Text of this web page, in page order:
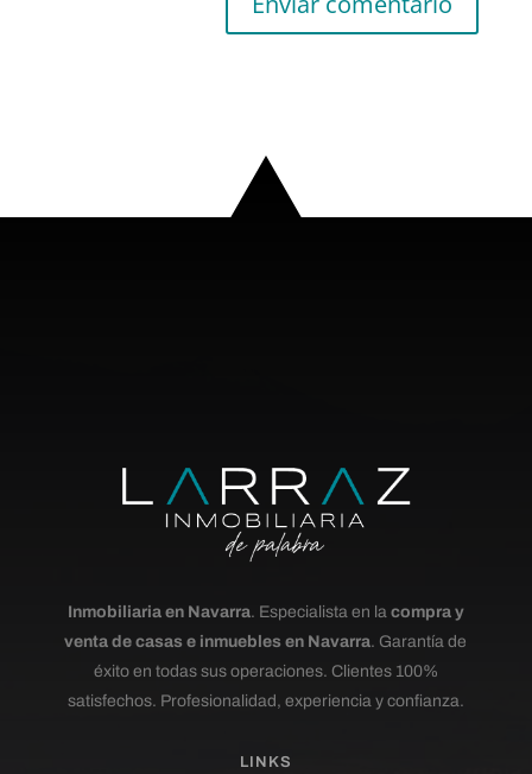
Inmobiliaria en Navarra. Especialista en la compra y
venta de casas e inmuebles en Navarra. Garantía de
éxito en todas sus operaciones. Clientes 100%
satisfechos. Profesionalidad, experiencia y confianza.
LINKS